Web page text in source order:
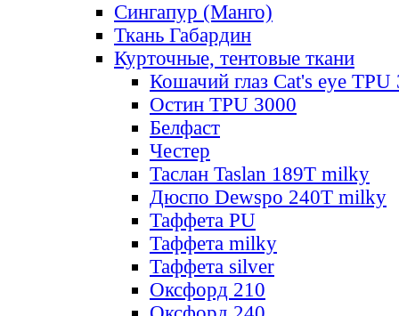
Сингапур (Манго)
Ткань Габардин
Курточные, тентовые ткани
Кошачий глаз Cat's eye TPU
Остин TPU 3000
Белфаст
Честер
Таслан Taslan 189T milky
Дюспо Dewspo 240T milky
Таффета PU
Таффета milky
Таффета silver
Оксфорд 210